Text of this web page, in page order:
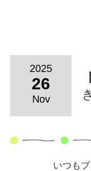
2025
26
Nov
いつも